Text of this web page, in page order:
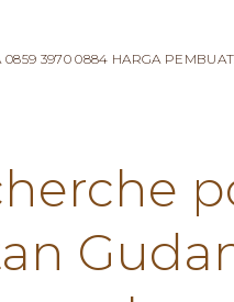
0859 3970 0884 HARGA